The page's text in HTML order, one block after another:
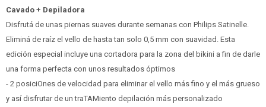
Cavado + Depiladora
Disfrutá de unas piernas suaves durante semanas con Philips Satinelle.
Eliminá de raíz el vello de hasta tan solo 0,5 mm con suavidad. Esta
edición especial incluye una cortadora para la zona del bikini a fin de darle
una forma perfecta con unos resultados óptimos
- 2 posiciOnes de velocidad para eliminar el vello más fino y el más grueso
y así disfrutar de un traTAMiento depilación más personalizado